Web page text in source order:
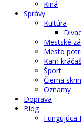
Kiná
Správy
Kultúra
Mestské
Mesto
Kam
Šport
Čierna
Oznamy
Doprava
Blog
Fungujúca